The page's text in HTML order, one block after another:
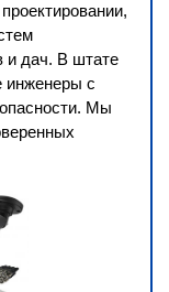
и дач. В штате
инженеры с
Мы